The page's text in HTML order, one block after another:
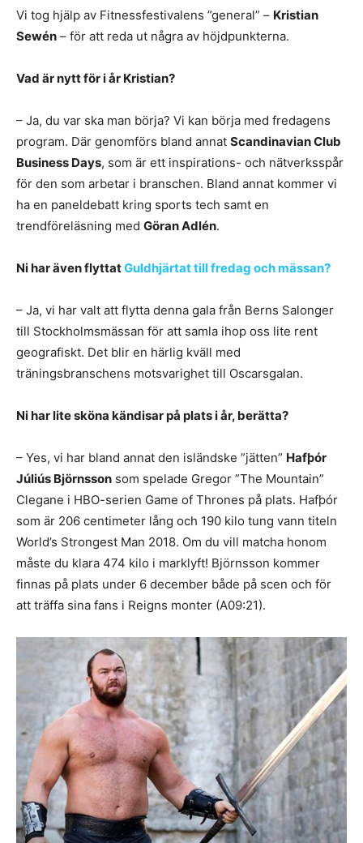
Vi tog hjälp av Fitnessfestivalens ”general” – Kristian
Sewén – för att reda ut några av höjdpunkterna.
Vad är nytt för i år Kristian?
– Ja, du var ska man börja? Vi kan börja med fredagens
program. Där genomförs bland annat Scandinavian Club
Business Days, som är ett inspirations- och nätverksspår
för den som arbetar i branschen. Bland annat kommer vi
ha en paneldebatt kring sports tech samt en
trendföreläsning med Göran Adlén.
Ni har även flyttatGuldhjärtat till fredag och mässan?
– Ja, vi har valt att flytta denna gala från Berns Salonger
till Stockholmsmässan för att samla ihop oss lite rent
geografiskt. Det blir en härlig kväll med
träningsbranschens motsvarighet till Oscarsgalan.
Ni har lite sköna kändisar på plats i år, berätta?
– Yes, vi har bland annat den isländske ”jätten” Hafþór
Júliús Björnsson som spelade Gregor ”The Mountain”
Clegane i HBO-serien Game of Thrones på plats. Hafþór
som är 206 centimeter lång och 190 kilo tung vann titeln
World’s Strongest Man 2018. Om du vill matcha honom
måste du klara 474 kilo i marklyft! Björnsson kommer
finnas på plats under 6 december både på scen och för
att träffa sina fans i Reigns monter (A09:21).